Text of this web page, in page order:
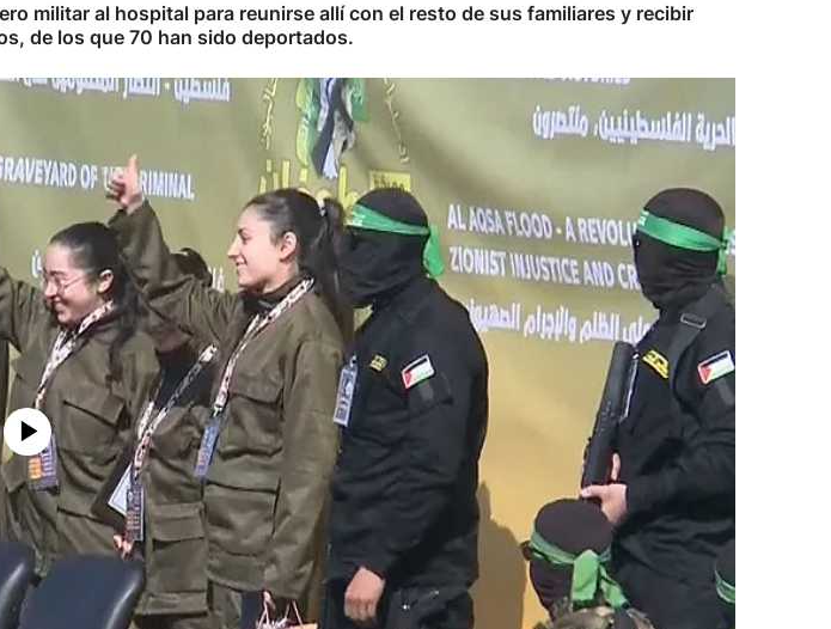
militar al hospital para reunirse allí con el resto de sus familiares y recibir
de los que 70 han sido deportados.